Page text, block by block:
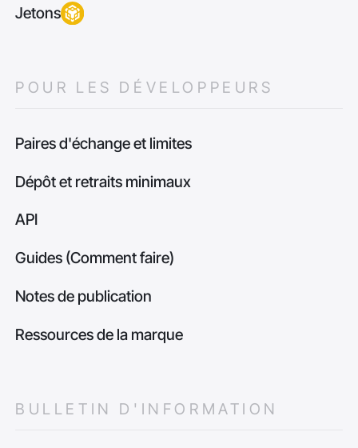
Jetons
POUR LES DÉVELOPPEURS
Paires d'échange et limites
Dépôt et retraits minimaux
API
Guides (Comment faire)
Notes de publication
Ressources de la marque
BULLETIN D'INFORMATION